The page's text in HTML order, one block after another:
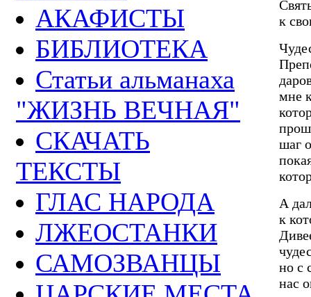
АКАФИСТЫ
БИБЛИОТЕКА
Статьи альманаха
"ЖИЗНЬ ВЕЧНАЯ"
СКАЧАТЬ
ТЕКСТЫ
ГЛАС НАРОДА
ЛЖЕОСТАНКИ
САМОЗВАНЦЫ
к
мне
шаг
А
к
но с
нас